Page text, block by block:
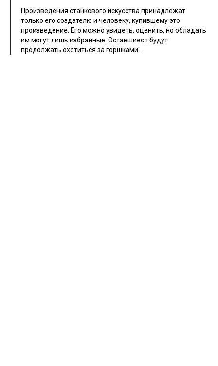
Произведения станкового искусства принадлежат
только его создателю и человеку, купившему это
произведение. Его можно увидеть, оценить, но обладать
им могут лишь избранные. Оставшиеся будут
продолжать охотиться за горшками".